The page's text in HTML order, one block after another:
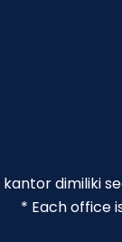
dimiliki
* Each office